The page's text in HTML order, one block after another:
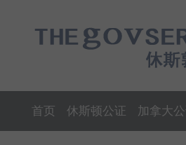
首页 休斯顿公证 加拿大